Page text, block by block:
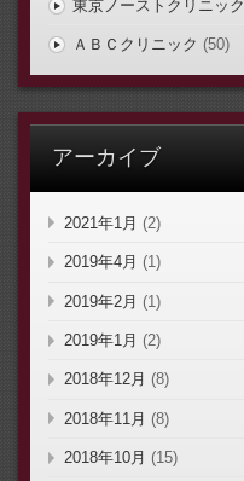
東京ノーストクリニック
ＡＢＣクリニック (50)
アーカイブ
2021年1月 (2)
2019年4月 (1)
2019年2月 (1)
2019年1月 (2)
2018年12月 (8)
2018年11月 (8)
2018年10月 (15)